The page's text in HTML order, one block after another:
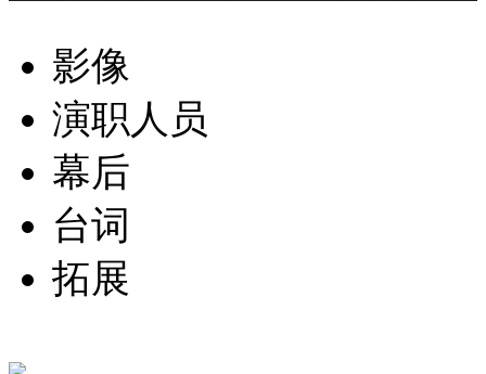
影像
演职人员
幕后
台词
拓展